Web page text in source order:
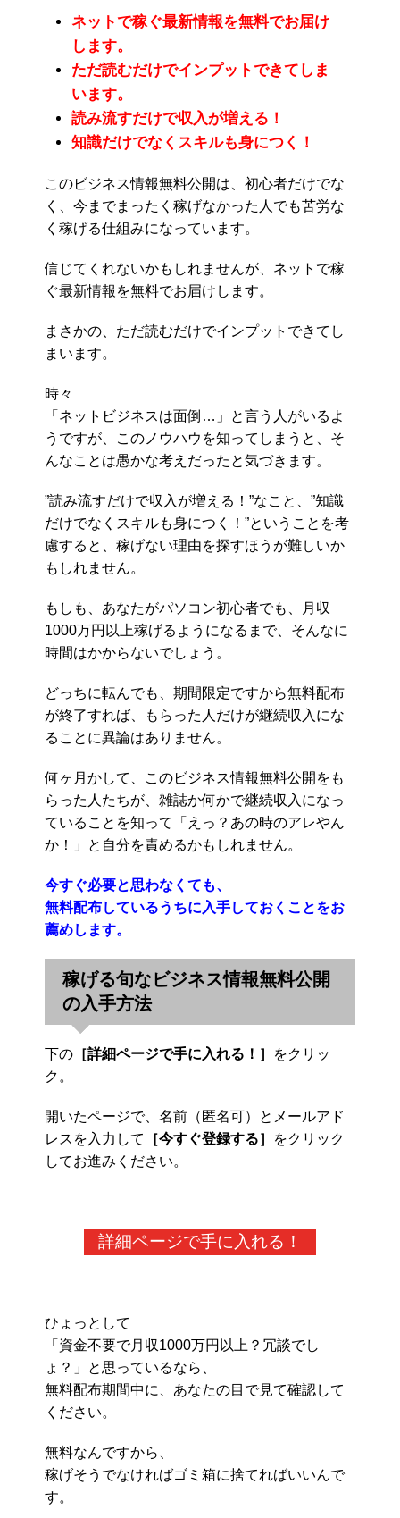
ネットで稼ぐ最新情報を無料でお届け
します。
ただ読むだけでインプットできてしま
います。
読み流すだけで収入が増える！
知識だけでなくスキルも身につく！
このビジネス情報無料公開は、初心者だけでな
く、今までまったく稼げなかった人でも苦労な
く稼げる仕組みになっています。
信じてくれないかもしれませんが、ネットで稼
ぐ最新情報を無料でお届けします。
まさかの、ただ読むだけでインプットできてし
まいます。
時々
「ネットビジネスは面倒…」と言う人がいるよ
うですが、このノウハウを知ってしまうと、そ
んなことは愚かな考えだったと気づきます。
”読み流すだけで収入が増える！”なこと、”知識
だけでなくスキルも身につく！”ということを考
慮すると、稼げない理由を探すほうが難しいか
もしれません。
もしも、あなたがパソコン初心者でも、月収
1000万円以上稼げるようになるまで、そんなに
時間はかからないでしょう。
どっちに転んでも、期間限定ですから無料配布
が終了すれば、もらった人だけが継続収入にな
ることに異論はありません。
何ヶ月かして、このビジネス情報無料公開をも
らった人たちが、雑誌か何かで継続収入になっ
ていることを知って「えっ？あの時のアレやん
か！」と自分を責めるかもしれません。
今すぐ必要と思わなくても、
無料配布しているうちに入手しておくことをお
薦めします。
稼げる旬なビジネス情報無料公開
の入手方法
下の ［詳細ページで手に入れる！］
をクリッ
ク。
開いたページで、名前（匿名可）とメールアド
レスを入力して
［今すぐ登録する］
をクリック
してお進みください。
詳細ページで手に入れる！
ひょっとして
「資金不要で月収1000万円以上？冗談でし
ょ？」と思っているなら、
無料配布期間中に、あなたの目で見て確認して
ください。
無料なんですから、
稼げそうでなければゴミ箱に捨てればいいんで
す。